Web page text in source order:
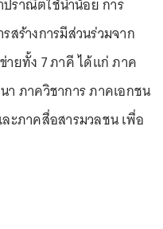
ราณีตใช้น้ำน้อย การ
ร้างการมีส่วนร่วมจาก
ยทั้ง 7 ภาคี ได้แก่ ภาค
ภาควิชาการ ภาคเอกชน
ะภาคสื่อสารมวลชน เพื่อ